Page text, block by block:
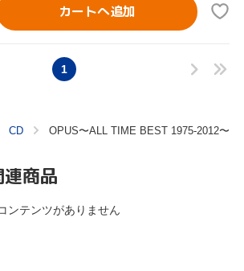
カートへ追加
1
CD OPUS〜ALL TIME BEST 1975-2012〜
商品
ンテンツがありません